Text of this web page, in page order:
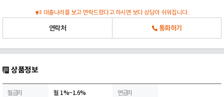
대출나라를 보고 연락드렸다고 하시면 보다 상담이 쉬워집니다.
연락처 통화하기
상품정보
월금리 월 1%~1.6% 연금리